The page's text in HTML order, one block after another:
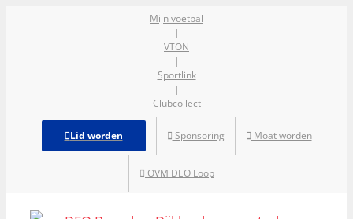
Mijn voetbal
|
VTON
|
Sportlink
|
Clubcollect
Lid worden Sponsoring Moat worden
OVM DEO Loop